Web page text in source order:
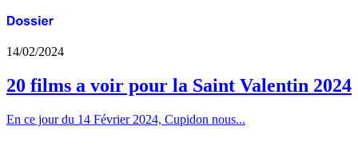
14/02/2024
20 films a voir pour la Saint Valentin 2024
En ce jour du 14 Février 2024, Cupidon nous...